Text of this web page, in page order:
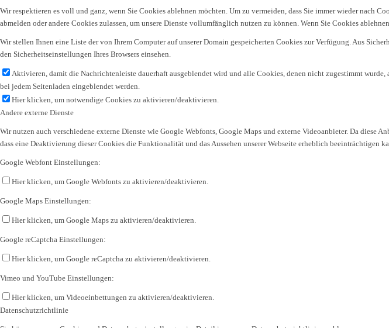
Wir respektieren es voll und ganz, wenn Sie Cookies ablehnen möchten. Um zu vermeiden, dass Sie immer wieder nach
abmelden oder andere Cookies zulassen, um unsere Dienste vollumfänglich nutzen zu können. Wenn Sie Cookies
Wir stellen Ihnen eine Liste der von Ihrem Computer auf unserer Domain gespeicherten Cookies zur Verfügung. Aus
den Sicherheitseinstellungen Ihres Browsers einsehen.
Aktivieren, damit die Nachrichtenleiste dauerhaft ausgeblendet wird und alle Cookies, denen nicht zugestimmt
bei jedem Seitenladen eingeblendet werden.
Hier klicken, um notwendige Cookies zu aktivieren/deaktivieren.
Andere externe Dienste
Wir nutzen auch verschiedene externe Dienste wie Google Webfonts, Google Maps und externe Videoanbieter. Da diese
dass eine Deaktivierung dieser Cookies die Funktionalität und das Aussehen unserer Webseite erheblich beeinträchtigen
Google Webfont Einstellungen:
Hier klicken, um Google Webfonts zu aktivieren/deaktivieren.
Google Maps Einstellungen:
Hier klicken, um Google Maps zu aktivieren/deaktivieren.
Google reCaptcha Einstellungen:
Hier klicken, um Google reCaptcha zu aktivieren/deaktivieren.
Vimeo und YouTube Einstellungen:
Hier klicken, um Videoeinbettungen zu aktivieren/deaktivieren.
Datenschutzrichtlinie